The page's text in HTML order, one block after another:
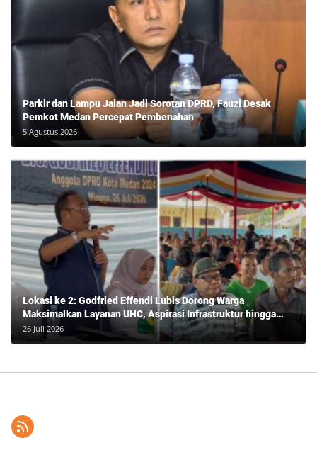
Parkir dan Lampu Jalan Jadi Sorotan DPRD, Fauzi Desak
Pemkot Medan Percepat Pembenahan
5 Agustus 2026
Lokasi ke 2: Godfried Effendi Lubis Dorong Warga
Maksimalkan Layanan UHC, Aspirasi Infrastruktur hingga
Pendidikan Mengemuka dalam Reses Medan Amplas
26 Juli 2026